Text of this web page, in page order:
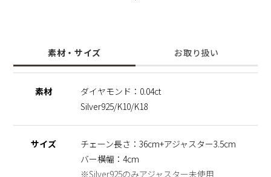
までを一貫した一大ダイヤモンドカンパニーでの製造による品
質管理を行っております。同シリーズのリングもご用意してお
※こちらの商品はサステナブルの観点から地球の限りある宝石
品・交換・キャンセルができない商品となっております。予め
ご了承くださいませ。
素材・サイズ お取り扱い
素材
ダイヤモンド：0.04ct
Silver925/K10/K18
サイズ
チェーン長さ：36cm+アジャスター3.5cm
バー横幅：4cm
※Silver925のみアジャスター未使用